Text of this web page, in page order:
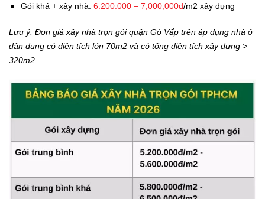
Gói khá + xây nhà: 6.200.000 – 7,000,000đ/m2 xây dựng
Lưu ý: Đơn giá xây nhà trọn gói quận Gò Vấp trên áp dụng nhà ở
dân dụng có diện tích lớn 70m2 và có tổng diện tích xây dựng >
320m2.